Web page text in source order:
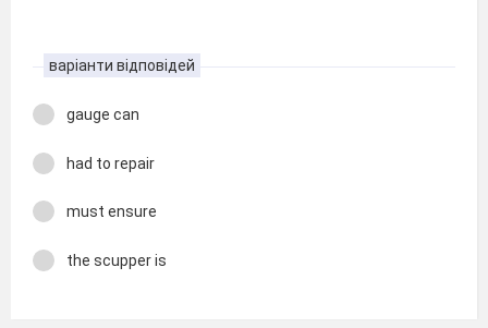
варіанти відповідей
gauge can
had to repair
must ensure
the scupper is